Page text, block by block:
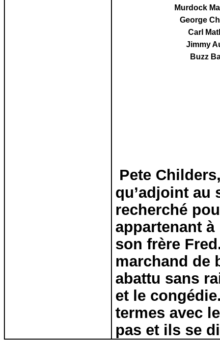
Murdock
George
Carl
Jimmy
Buzz
Pete
qu’adjoint au
recherché
appartenant
son frère
marchand de
abattu sans
et le
termes avec
pas et ils se